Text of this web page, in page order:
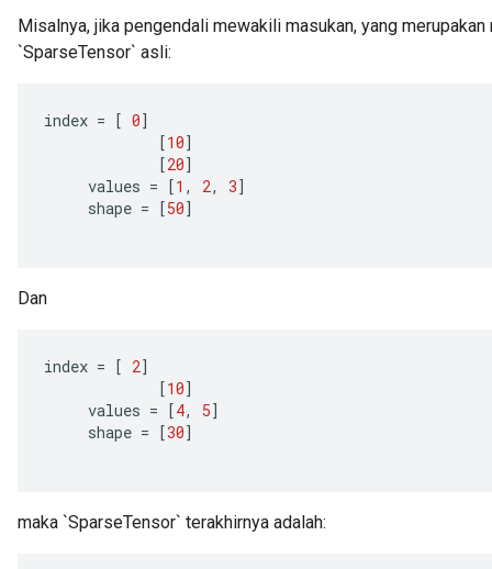
Misalnya, jika pengendali mewakili masukan, yang
`SparseTensor` asli:
index = [ 0]
[10]
[20]
values = [1 , 2, 3]
shape = [50]
Dan
index = [ 2]
[10]
values = [4, 5]
shape = [30]
maka `SparseTensor` terakhirnya adalah: